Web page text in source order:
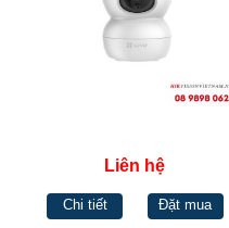
Liên hệ
Chi tiết Đặt mua